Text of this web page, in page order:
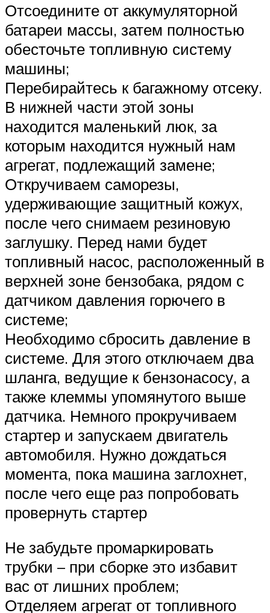
Отсоедините от аккумуляторной
батареи массы, затем полностью
обесточьте топливную систему
машины;
Перебирайтесь к багажному отсеку.
В нижней части этой зоны
находится маленький люк, за
которым находится нужный нам
агрегат, подлежащий замене;
Откручиваем саморезы,
удерживающие защитный кожух,
после чего снимаем резиновую
заглушку. Перед нами будет
топливный насос, расположенный в
верхней зоне бензобака, рядом с
датчиком давления горючего в
системе;
Необходимо сбросить давление в
системе. Для этого отключаем два
шланга, ведущие к бензонасосу, а
также клеммы упомянутого выше
датчика. Немного прокручиваем
стартер и запускаем двигатель
автомобиля. Нужно дождаться
момента, пока машина заглохнет,
после чего еще раз попробовать
провернуть стартер
Не забудьте промаркировать
трубки – при сборке это избавит
вас от лишних проблем;
Отделяем агрегат от топливного